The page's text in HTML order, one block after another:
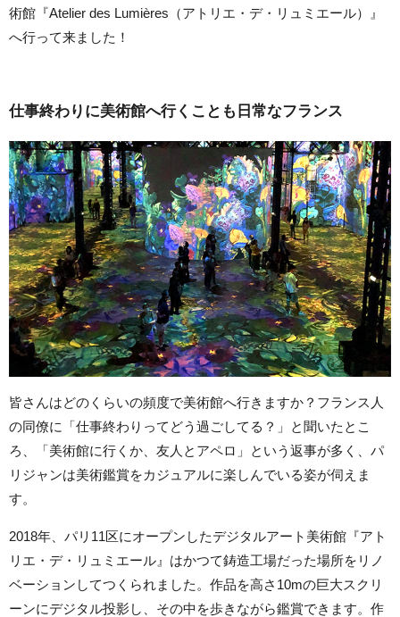
術館『Atelier des Lumières（アトリエ・デ・リュミエール）』
へ行って来ました！
仕事終わりに美術館へ行くことも日常なフランス
皆さんはどのくらいの頻度で美術館へ行きますか？フランス人
の同僚に「仕事終わりってどう過ごしてる？」と聞いたとこ
ろ、「美術館に行くか、友人とアペロ」という返事が多く、パ
リジャンは美術鑑賞をカジュアルに楽しんでいる姿が伺えま
す。
2018年、パリ11区にオープンしたデジタルアート美術館『アト
リエ・デ・リュミエール』はかつて鋳造工場だった場所をリノ
ベーションしてつくられました。作品を高さ10mの巨大スクリ
ーンにデジタル投影し、その中を歩きながら鑑賞できます。作